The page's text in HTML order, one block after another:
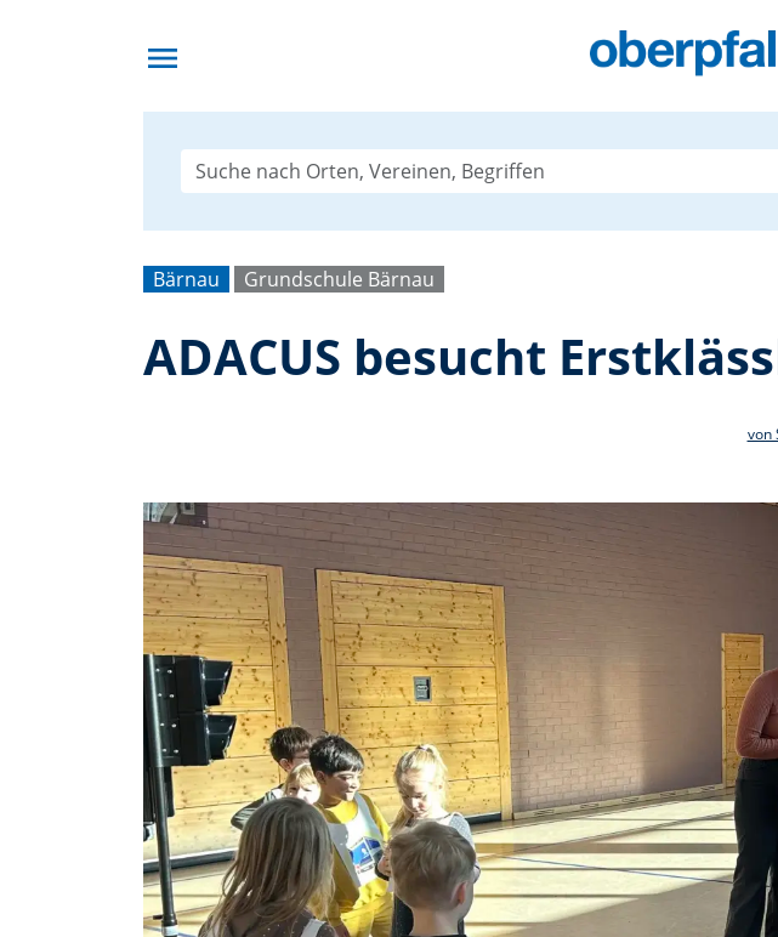
menu
Bärnau Grundschule Bärnau
ADACUS besucht
von